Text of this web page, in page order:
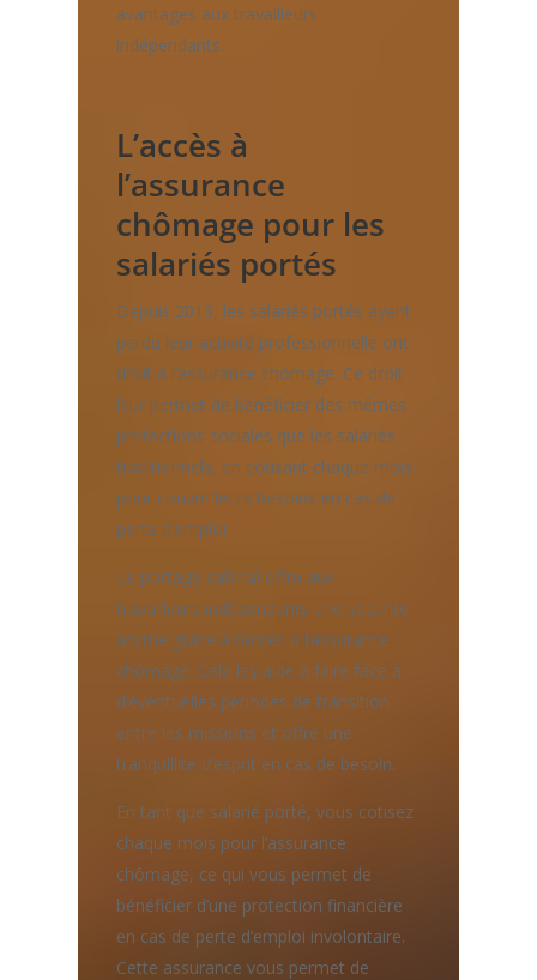
avantages aux travailleurs
indépendants.
L’accès à
l’assurance
chômage pour les
salariés portés
Depuis 2013, les salariés portés ayant
perdu leur activité professionnelle ont
droit à l’assurance chômage. Ce droit
leur permet de bénéficier des mêmes
protections sociales que les salariés
traditionnels, en cotisant chaque mois
pour couvrir leurs besoins en cas de
perte d’emploi.
Le portage salarial offre aux
travailleurs indépendants une sécurité
accrue grâce à l’accès à l’assurance
chômage. Cela les aide à faire face à
d’éventuelles périodes de transition
entre les missions et offre une
tranquillité d’esprit en cas de besoin.
En tant que salarié porté, vous cotisez
chaque mois pour l’assurance
chômage, ce qui vous permet de
bénéficier d’une protection financière
en cas de perte d’emploi involontaire.
Cette assurance vous permet de